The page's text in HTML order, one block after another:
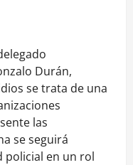
Durán,
se trata de una
las
se seguirá
policial en un rol